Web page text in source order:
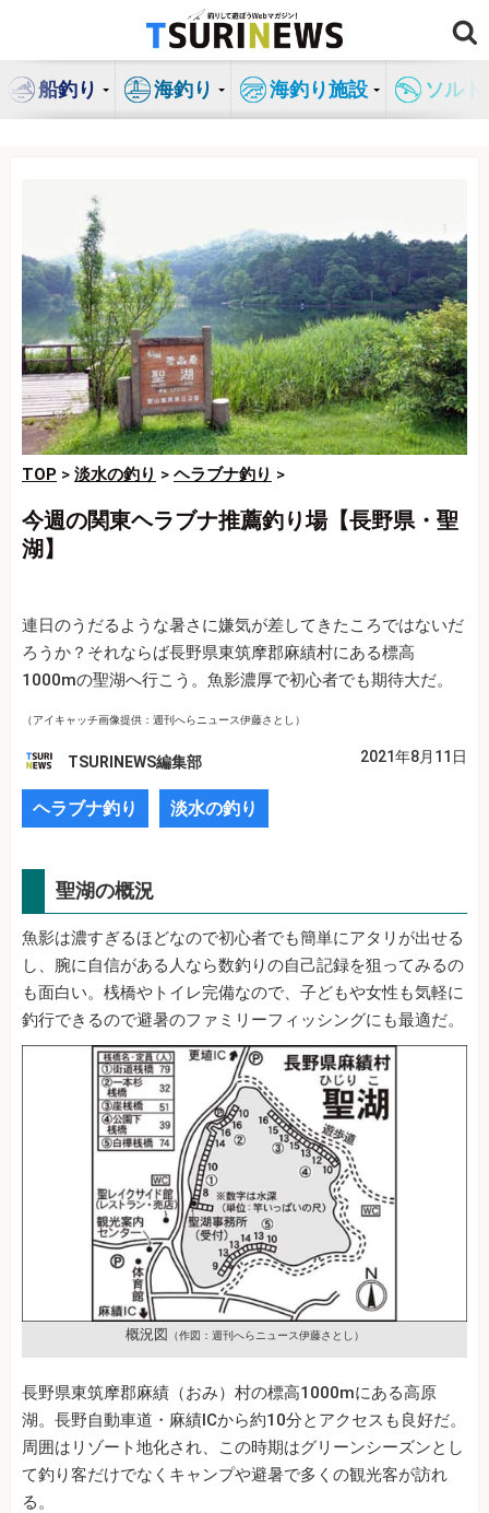
ン
船釣り 海釣り 海釣り施設 ソル
TOP > 淡水の釣り > ヘラブナ釣り >
今週の関東ヘラブナ推薦釣り場【長野県・聖
湖】
連日のうだるような暑さに嫌気が差してきたころではないだ
ろうか？それならば長野県東筑摩郡麻績村にある標高
1000mの聖湖へ行こう。魚影濃厚で初心者でも期待大だ。
（アイキャッチ画像提供：週刊へらニュース伊藤さとし）
TSURINEWS編集部 2021年8月11日
ヘラブナ釣り 淡水の釣り
聖湖の概況
魚影は濃すぎるほどなので初心者でも簡単にアタリが出せる
し、腕に自信がある人なら数釣りの自己記録を狙ってみるの
も面白い。桟橋やトイレ完備なので、子どもや女性も気軽に
釣行できるので避暑のファミリーフィッシングにも最適だ。
概況図 （作図：週刊へらニュース伊藤さとし）
長野県東筑摩郡麻績（おみ）村の標高1000mにある高原
湖。長野自動車道・麻績ICから約10分とアクセスも良好だ。
周囲はリゾート地化され、この時期はグリーンシーズンとし
て釣り客だけでなくキャンプや避暑で多くの観光客が訪れ
る。